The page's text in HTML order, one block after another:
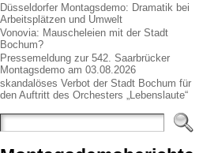
Düsseldorfer Montagsdemo: Dramatik bei
Arbeitsplätzen und Umwelt
Vonovia: Mauscheleien mit der Stadt
Bochum?
Pressemeldung zur 542. Saarbrücker
Montagsdemo am 03.08.2026
skandalöses Verbot der Stadt Bochum für
den Auftritt des Orchesters „Lebenslaute“